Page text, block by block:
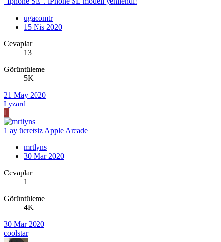
ugacomtr
15 Nis 2020
Cevaplar
13
Görüntüleme
5K
21 May 2020
Lyzard
L
1 ay ücretsiz Apple Arcade
mrtlyns
30 Mar 2020
Cevaplar
1
Görüntüleme
4K
30 Mar 2020
coolstar